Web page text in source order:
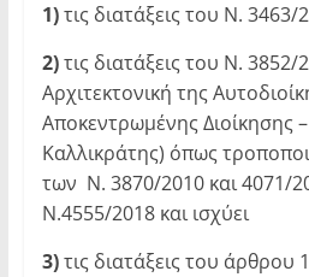
1)τις διατάξεις του Ν. 3463/
2)τις διατάξεις του Ν. 3852/
Αρχιτεκτονική της
Αποκεντρωμένης Διοίκησης
Καλλικράτης) όπως
των Ν. 3870/2010 και 4071/
Ν.4555/2018 και ισχύει
3)τις διατάξεις του άρθρου